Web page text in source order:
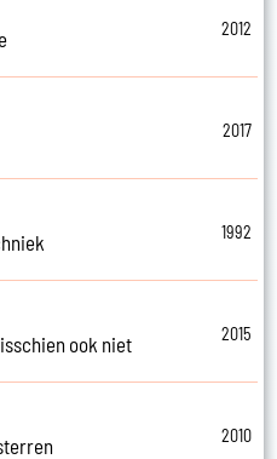
2012
2017
1992
ook niet
2015
2010